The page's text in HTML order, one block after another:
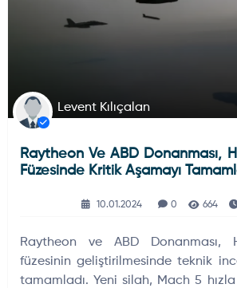
Levent Kılıçalan
Raytheon Ve ABD Donanması,
Füzesinde Kritik Aşamayı
10.01.2024 0 664
Raytheon ve ABD Donanması,
füzesinin geliştirilmesinde teknik
tamamladı. Yeni silah, Mach 5